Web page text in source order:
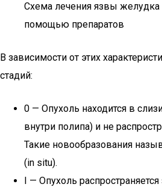
Схема лечения язвы
помощью препаратов
В зависимости от этих
стадий:
0 — Опухоль находится в
внутри полипа) и не
Такие новообразования
(in situ).
I — Опухоль